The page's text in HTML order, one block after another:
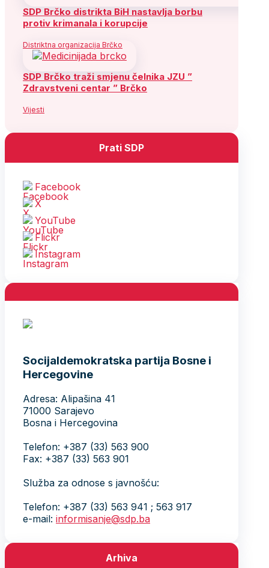
SDP Brčko distrikta BiH nastavlja borbu
protiv krimanala i korupcije
Distriktna organizacija Brčko
SDP Brčko traži smjenu čelnika JZU ”
Zdravstveni centar ” Brčko
Vijesti
Prati SDP
Facebook
X
YouTube
Flickr
Instagram
Socijaldemokratska partija Bosne i
Hercegovine
Adresa: Alipašina 41
71000 Sarajevo
Bosna i Hercegovina
Telefon: +387 (33) 563 900
Fax: +387 (33) 563 901
Služba za odnose s javnošću:
Telefon: +387 (33) 563 941 ; 563 917
e-mail: informisanje@sdp.ba
Arhiva